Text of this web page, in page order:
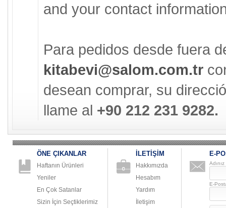
and your contact
Para pedidos desde fuera
kitabevi@salom.com.tr
desean comprar, su
llame al +90 212 231 9282.
ÖNE ÇIKANLAR
Haftanın Ürünleri
Yeniler
En Çok Satanlar
Sizin İçin Seçtiklerimiz
İLETİŞİM
Hakkımızda
Hesabım
Yardım
İletişim
E-
E-